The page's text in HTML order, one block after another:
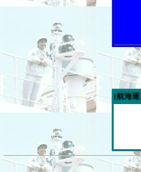
今週の「内航海運新聞」広告